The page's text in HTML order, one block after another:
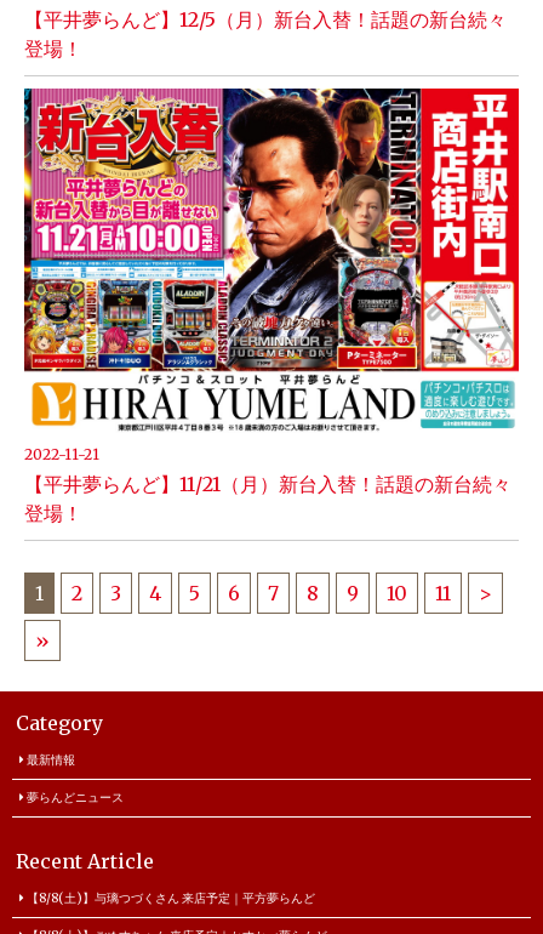
【平井夢らんど】12/5（月）新台入替！話題の新台続々
登場！
2022-11-21
【平井夢らんど】11/21（月）新台入替！話題の新台続々
登場！
1 2 3 4 5 6 7 8 9 10 11
>
»
Category
最新情報
夢らんどニュース
Recent Article
【8/8(土)】与璃つづくさん 来店予定｜平方夢らんど